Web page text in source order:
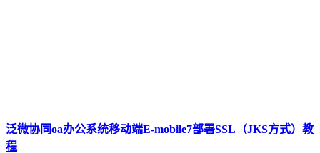
泛微协同oa办公系统移动端E-mobile7部署SSL（JKS方式）教
程